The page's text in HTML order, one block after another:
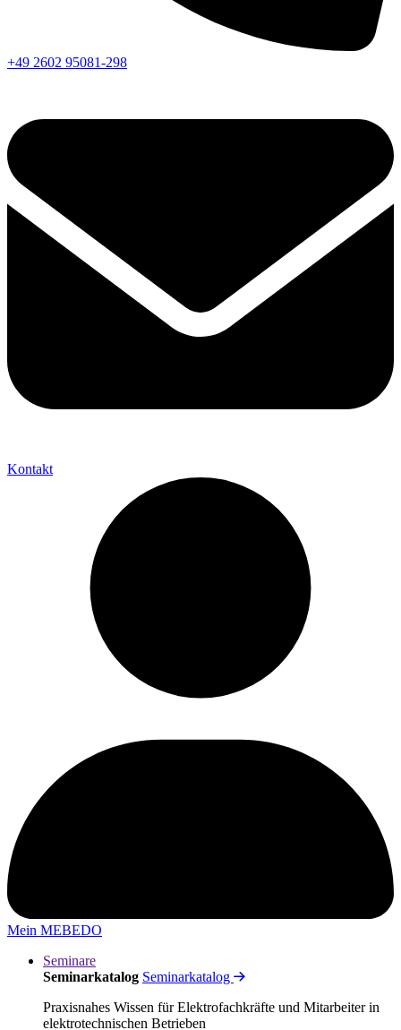
+49 2602 95081-298
Kontakt
Mein MEBEDO
Seminare
Seminarkatalog Seminarkatalog
Praxisnahes Wissen für Elektrofachkräfte und Mitarbeiter in
elektrotechnischen Betrieben